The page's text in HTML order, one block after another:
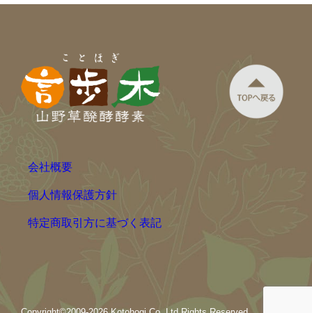
会社概要
個人情報保護方針
特定商取引方に基づく表記